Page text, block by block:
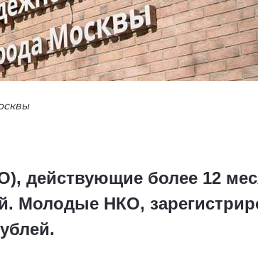
действующие более 12
Молодые НКО,